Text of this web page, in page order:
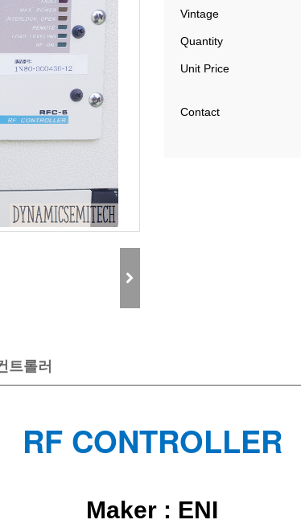
Vintage
Quantity
Unit Price
Contact
트롤러
RF CONTROLLER
Maker : ENI